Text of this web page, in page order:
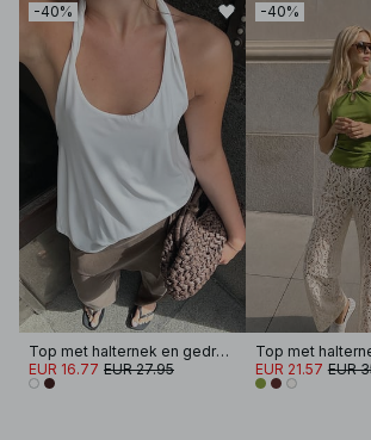
-40%
Top met halternek en gedraaide halslijn
EUR 16.77 EUR 27.95
-40%
Top met
EUR 21.57 EUR